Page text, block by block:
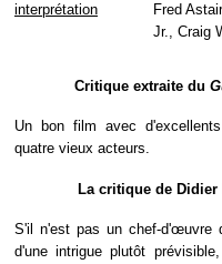
interprétation
Fred
Jr., Craig
Critique extraite du
Un bon film avec
quatre vieux acteurs.
La critique de
S'il n'est pas un chef-d'œuvre
d'une intrigue plutôt